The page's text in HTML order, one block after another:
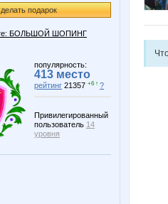
подарок
БОЛЬШОЙ ШОПИНГ
популярность:
413 место
рейтинг 21357 +6 ↑ ?
Привилегированный
пользователь 14
уровня